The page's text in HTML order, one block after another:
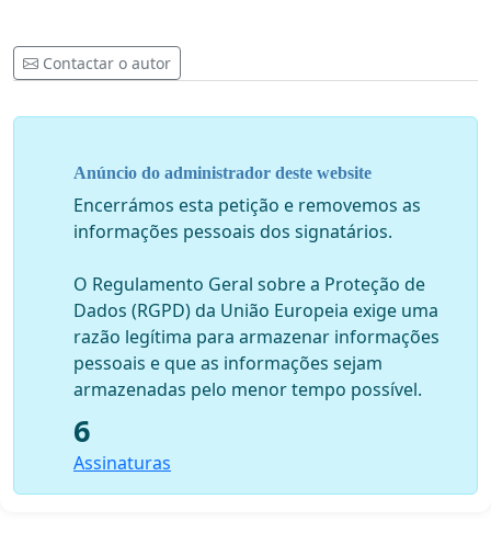
Contactar o autor
Anúncio do administrador deste website
Encerrámos esta petição e removemos as
informações pessoais dos signatários.
O Regulamento Geral sobre a Proteção de
Dados (RGPD) da União Europeia exige uma
razão legítima para armazenar informações
pessoais e que as informações sejam
armazenadas pelo menor tempo possível.
6
Assinaturas